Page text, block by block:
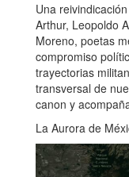
Una
Arthur, Leopoldo
Moreno, poetas
compromiso
trayectorias
transversal de
canon y
La Aurora de